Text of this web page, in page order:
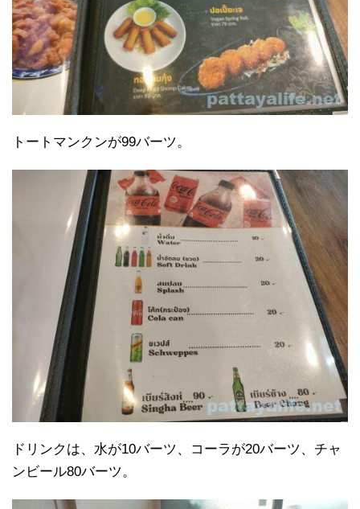
トートマンクンが99バーツ。
ドリンクは、水が10バーツ、コーラが20バーツ、チャ
ンビール80バーツ。